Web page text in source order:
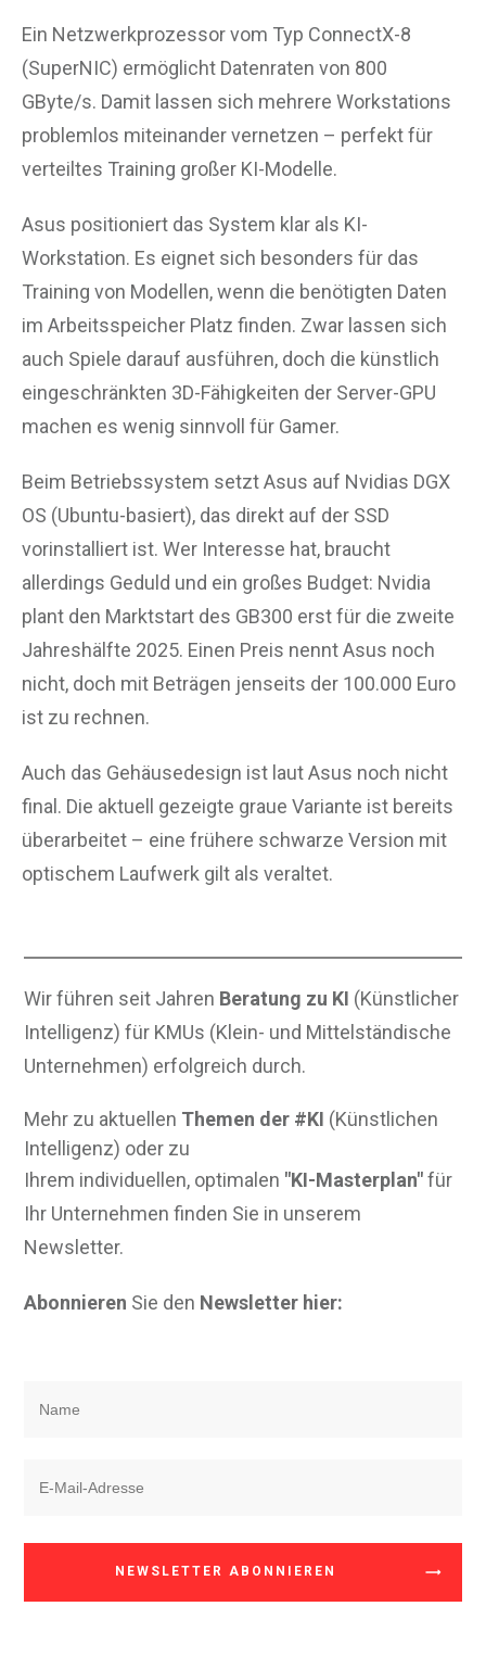
Ein Netzwerkprozessor vom Typ ConnectX-8
(SuperNIC) ermöglicht Datenraten von 800
GByte/s. Damit lassen sich mehrere Workstations
problemlos miteinander vernetzen – perfekt für
verteiltes Training großer KI-Modelle.
Asus positioniert das System klar als KI-
Workstation. Es eignet sich besonders für das
Training von Modellen, wenn die benötigten Daten
im Arbeitsspeicher Platz finden. Zwar lassen sich
auch Spiele darauf ausführen, doch die künstlich
eingeschränkten 3D-Fähigkeiten der Server-GPU
machen es wenig sinnvoll für Gamer.
Beim Betriebssystem setzt Asus auf Nvidias DGX
OS (Ubuntu-basiert), das direkt auf der SSD
vorinstalliert ist. Wer Interesse hat, braucht
allerdings Geduld und ein großes Budget: Nvidia
plant den Marktstart des GB300 erst für die zweite
Jahreshälfte 2025. Einen Preis nennt Asus noch
nicht, doch mit Beträgen jenseits der 100.000 Euro
ist zu rechnen.
Auch das Gehäusedesign ist laut Asus noch nicht
final. Die aktuell gezeigte graue Variante ist bereits
überarbeitet – eine frühere schwarze Version mit
optischem Laufwerk gilt als veraltet.
Wir führen seit Jahren Beratung zu KI (Künstlicher
Intelligenz) für KMUs (Klein- und Mittelständische
Unternehmen) erfolgreich durch.
Mehr zu aktuellen Themen der #KI (Künstlichen
Intelligenz) oder zu
Ihrem individuellen, optimalen "KI-Masterplan"für
Ihr Unternehmen finden Sie in unserem
Newsletter.
Abonnieren Sie den Newsletter hier:
NEWSLETTER ABONNIEREN